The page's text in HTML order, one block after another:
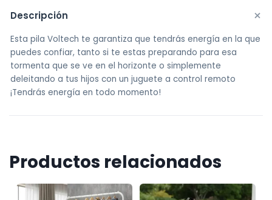
Descripción +
Esta pila Voltech te garantiza que tendrás energía en la que
puedes confiar, tanto si te estas preparando para esa
tormenta que se ve en el horizonte o simplemente
deleitando a tus hijos con un juguete a control remoto
¡Tendrás energía en todo momento!
Productos relacionados